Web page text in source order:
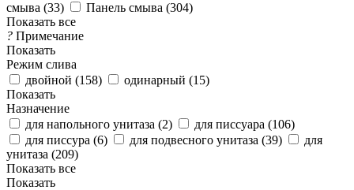
смыва (33) Панель смыва (304)
Показать все
? Примечание
Показать
Режим слива
двойной (158) одинарный (15)
Показать
Назначение
для напольного унитаза (2) для писсуара (106)
для писсура (6) для подвесного унитаза (39)
для
унитаза (209)
Показать все
Показать